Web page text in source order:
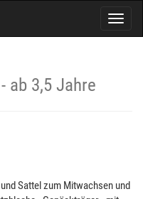
ab 3,5 Jahre
Sattel zum Mitwachsen und